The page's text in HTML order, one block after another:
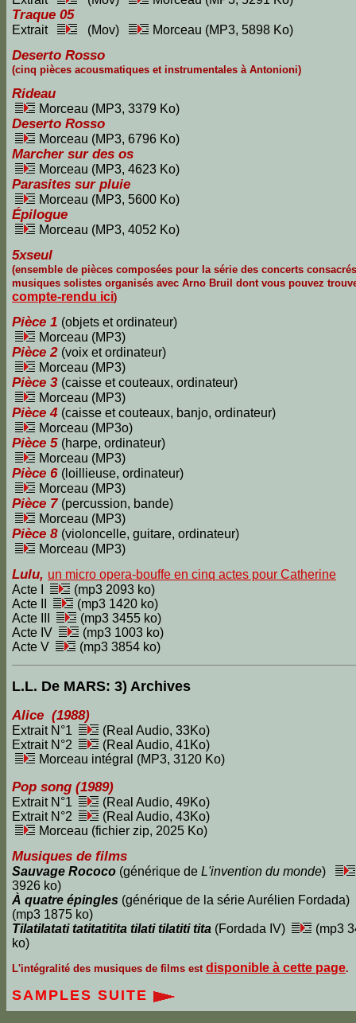
Traque 05
Extrait (Mov) Morceau (MP3, 5898 Ko)
Deserto Rosso
(cinq pièces acousmatiques et instrumentales à Antonioni)
Rideau
Morceau (MP3, 3379 Ko)
Deserto Rosso
Morceau (MP3, 6796 Ko)
Marcher sur des os
Morceau (MP3, 4623 Ko)
Parasites sur pluie
Morceau (MP3, 5600 Ko)
Épilogue
Morceau (MP3, 4052 Ko)
5xseul
(ensemble de pièces composées pour la série des concerts
musiques solistes organisés avec Arno Bruil dont vous pouvez
compte-rendu ici)
Pièce 1 (objets et ordinateur)
Morceau (MP3)
Pièce 2 (voix et ordinateur)
Morceau (MP3)
Pièce 3 (caisse et couteaux, ordinateur)
Morceau (MP3)
Pièce 4 (caisse et couteaux, banjo, ordinateur)
Morceau (MP3o)
Pièce 5 (harpe, ordinateur)
Morceau (MP3)
Pièce 6 (loillieuse, ordinateur)
Morceau (MP3)
Pièce 7 (percussion, bande)
Morceau (MP3)
Pièce 8 (violoncelle, guitare, ordinateur)
Morceau (MP3)
Lulu, un micro opera-bouffe en cinq actes pour Catherine
Acte I
(mp3 2093 ko)
Acte II
(mp3 1420 ko)
Acte III
(mp3 3455 ko)
Acte IV
(mp3 1003 ko)
Acte V
(mp3 3854 ko)
L.L. De MARS: 3) Archives
Alice (1988)
Extrait N°1
(Real Audio, 33Ko)
Extrait N°2
(Real Audio, 41Ko)
Morceau intégral (MP3, 3120 Ko)
Pop song (1989)
Extrait N°1
(Real Audio, 49Ko)
Extrait N°2
(Real Audio, 43Ko)
Morceau (fichier zip, 2025 Ko)
Musiques de films
Sauvage Rococo (générique de L'invention du monde)
3926 ko)
À quatre épingles (générique de la série Aurélien Fordada)
(mp3 1875 ko)
Tilatilatati tatitatitita tilati tilatiti tita (Fordada IV)
(mp3
ko)
L'intégralité des musiques de films est disponible à cette page.
SAMPLES SUITE